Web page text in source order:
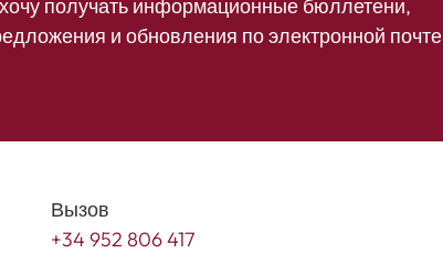
получать информационные бюллетени,
и обновления по электронной почте
Вызов
+34 952 806 417